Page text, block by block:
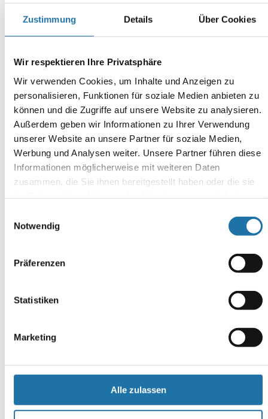
Zustimmung Details Über Cookies
Wir respektieren Ihre Privatsphäre
Wir verwenden Cookies, um Inhalte und Anzeigen zu
personalisieren, Funktionen für soziale Medien anbieten zu
können und die Zugriffe auf unsere Website zu analysieren.
Außerdem geben wir Informationen zu Ihrer Verwendung
unserer Website an unsere Partner für soziale Medien,
Werbung und Analysen weiter. Unsere Partner führen diese
Informationen möglicherweise mit weiteren Daten
zusammen, die Sie ihnen bereitgestellt haben oder die sie
Datenschutzerklärung
Notwendig
Präferenzen
Statistiken
Marketing
Alle zulassen
DE: 089 / 451 08 93
Autor:
Irena Tomic
SCHREIBE EINEN KOMMENTAR
Deine E-Mail-Adresse wird nicht veröffentlicht. Erforderliche
Felder sind mit*markiert
Kommentar